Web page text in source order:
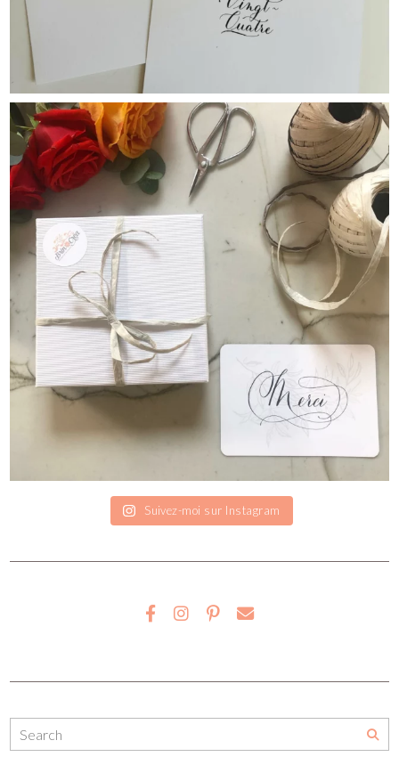
Suivez-moi sur Instagram